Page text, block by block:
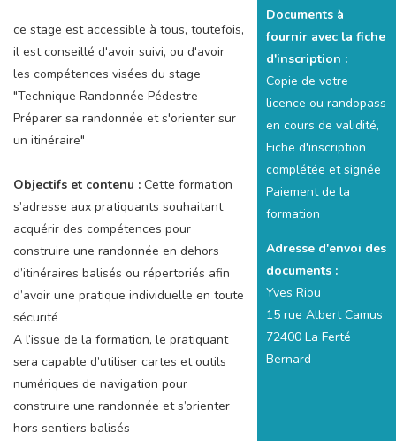
ce stage est accessible à tous, toutefois,
il est conseillé d'avoir suivi, ou d'avoir
les compétences visées du stage
"Technique Randonnée Pédestre -
Préparer sa randonnée et s'orienter sur
un itinéraire"
Objectifs et contenu : Cette formation
s’adresse aux pratiquants souhaitant
acquérir des compétences pour
construire une randonnée en dehors
d’itinéraires balisés ou répertoriés afin
d’avoir une pratique individuelle en toute
sécurité
A l’issue de la formation, le pratiquant
sera capable d’utiliser cartes et outils
numériques de navigation pour
construire une randonnée et s’orienter
hors sentiers balisés
Documents à
fournir avec la fiche
d'inscription :
Copie de votre
licence ou randopass
en cours de validité,
Fiche d'inscription
complétée et signée
Paiement de la
formation
Adresse d'envoi des
documents :
Yves Riou
15 rue Albert Camus
72400 La Ferté
Bernard